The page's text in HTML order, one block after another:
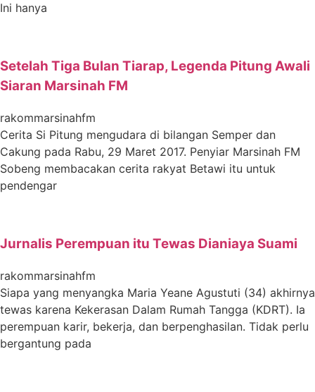
Ini hanya
Setelah Tiga Bulan Tiarap, Legenda Pitung Awali
Siaran Marsinah FM
rakommarsinahfm
Cerita Si Pitung mengudara di bilangan Semper dan
Cakung pada Rabu, 29 Maret 2017. Penyiar Marsinah FM
Sobeng membacakan cerita rakyat Betawi itu untuk
pendengar
Jurnalis Perempuan itu Tewas Dianiaya Suami
rakommarsinahfm
Siapa yang menyangka Maria Yeane Agustuti (34) akhirnya
tewas karena Kekerasan Dalam Rumah Tangga (KDRT). Ia
perempuan karir, bekerja, dan berpenghasilan. Tidak perlu
bergantung pada